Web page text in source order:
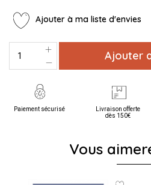
Ajouter à ma liste d'envies
Ajouter
Paiement sécurisé
Livraison offerte
dès 150€
Vous